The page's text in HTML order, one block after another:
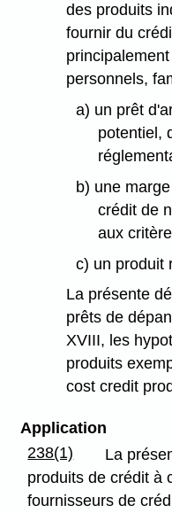
des produits
fournir du
personnels,
a) un prêt
potentiel,
b) une
crédit de
aux
c) un produit
La présente
prêts de
XVIII, les
produits
cost credit
Application
238(1)
La
produits de crédit à
fournisseurs de